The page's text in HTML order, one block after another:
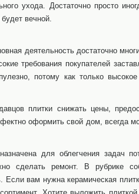
ухода. Достаточно просто
вечной.
деятельность достаточно
требования покупателей
потому как только
плитки снижать цены,
оформить свой дом, всегда
для облегчения задач
сделать ремонт. В рубрике
Если вам нужна керамическая